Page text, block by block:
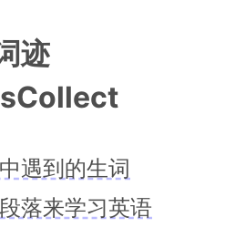
迹
遇到的生词
落来学习英语